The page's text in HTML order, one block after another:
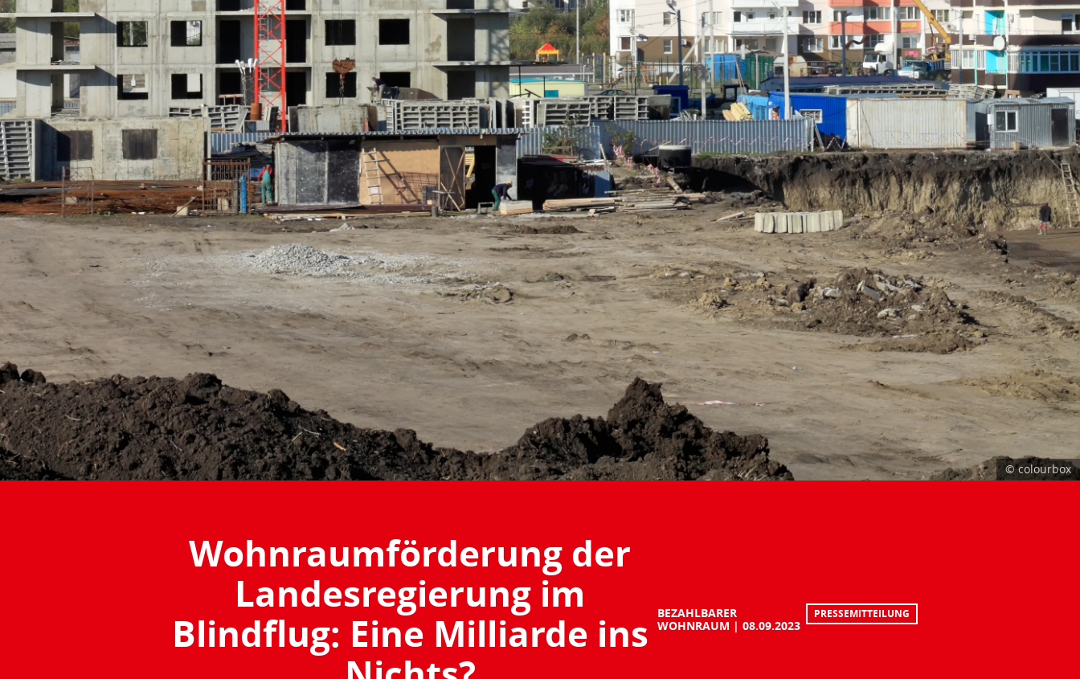
© colourbox
Wohnraumförderung der
Landesregierung im
Blindflug: Eine Milliarde ins
BEZAHLBARER
WOHNRAUM
08.09.2023
PRESSEMITTEILUNG